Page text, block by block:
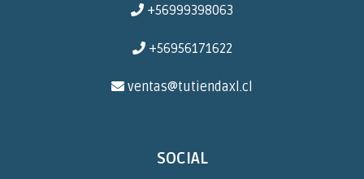
+56999398063
+56956171622
ventas@tutiendaxl.cl
SOCIAL